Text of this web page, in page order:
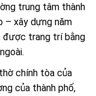
trung tâm thành
– xây dựng năm
được trang trí bằng
chính tòa của
của thành phố,